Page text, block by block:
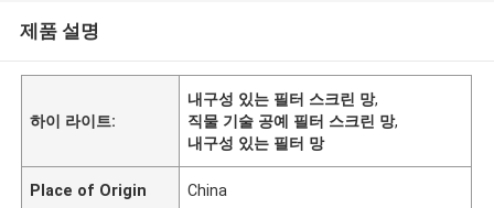
제품 설명
하이 라이트:
내구성 있는 필터 스크린 망,
직물 기술 공예 필터 스크린 망,
내구성 있는 필터 망
Place of Origin China